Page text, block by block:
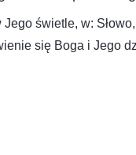
świetle, w: Słowo,
się Boga i Jego